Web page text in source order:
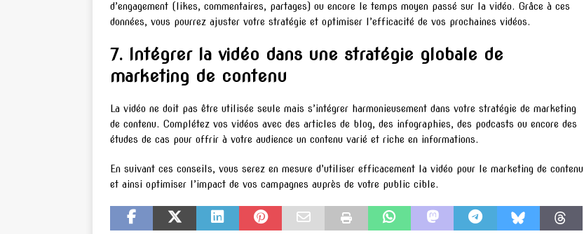
d’engagement (likes, commentaires, partages) ou encore le temps moyen passé sur la vidéo. Grâce à ces
données, vous pourrez ajuster votre stratégie et optimiser l’efficacité de vos prochaines vidéos.
7. Intégrer la vidéo dans une stratégie globale de
marketing de contenu
La vidéo ne doit pas être utilisée seule mais s’intégrer harmonieusement dans votre stratégie de marketing
de contenu. Complétez vos vidéos avec des articles de blog, des infographies, des podcasts ou encore des
études de cas pour offrir à votre audience un contenu varié et riche en informations.
En suivant ces conseils, vous serez en mesure d’utiliser efficacement la vidéo pour le marketing de contenu
et ainsi optimiser l’impact de vos campagnes auprès de votre public cible.